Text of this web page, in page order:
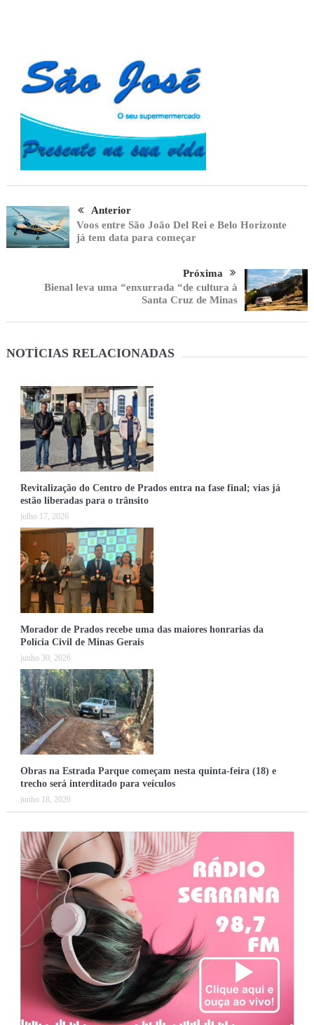
Anterior
Voos entre São João Del Rei e Belo Horizonte
já tem data para começar
Próxima
Bienal leva uma “enxurrada “de cultura à
Santa Cruz de Minas
NOTÍCIAS RELACIONADAS
Revitalização do Centro de Prados entra na fase final; vias já
estão liberadas para o trânsito
julho 17, 2026
Morador de Prados recebe uma das maiores honrarias da
Polícia Civil de Minas Gerais
junho 30, 2026
Obras na Estrada Parque começam nesta quinta-feira (18) e
trecho será interditado para veículos
junho 18, 2026